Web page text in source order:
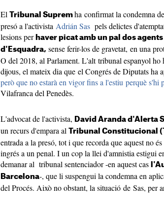
El Tribunal Suprem ha confirmat la condemna
presó a l'activista Adrián Sas pels delictes
lesions per haver picat amb un pal dos
d'Esquadra, sense ferir-los de gravetat, en una
O del 2018, al Parlament. L'alt tribunal espanyol ho
dijous, el mateix dia que el Congrés de Diputats ha
però que no estarà en vigor fins a l'estiu perquè s'hi
Vilafranca del Penedès.
L'advocat de l'activista, David Aranda d'Alerta
un recurs d'empara al
Tribunal Constitucional
entrada a la presó, tot i que recorda que aquest no
ingrés a un penal. I un cop la llei d'amnistia estigui
demanar al tribunal sentenciador -en aquest cas
Barcelona-, que li suspengui la condemna en
del Procés. Això no obstant, la situació de Sas, per